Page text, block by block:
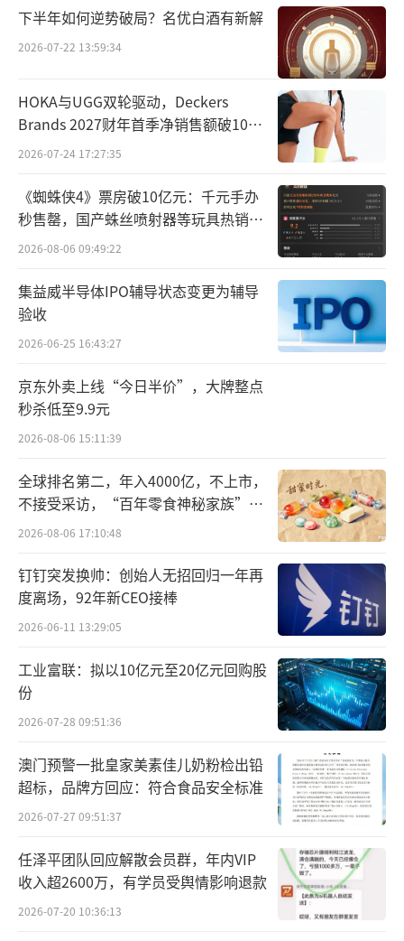
就今年的表现来看，上汽在自主品牌上实
现了“节节攀升”。今年11月份，上汽自主品
牌销量达31.6万辆，同比增长9.5%，1-11月上
汽自主品牌累计销量达266.6万辆，同比增长2
5.7%，占公司销量比重达64.9%，较去年同期
提升4.8个百分点。11月份，上汽乘用车销量突
破10万辆，同比增长36.4%，国内市场销量大
幅增长97.6%；上汽大通销售2.4万辆，同比增
长81.3%；上汽通用五菱销售16.6万辆，继续
保持在主要细分市场的领先地位。
新能源车上，上汽也“再创新高”。今年1
1月份，上汽新能源车销售20.9万辆，继9、10
月份之后再创历史新高，同比增长19.7%；1-1
1月累计销售149.9万辆，同比增长38.8%。11
月份，智己汽车销售1.3万辆，同比增长34.
3%，连续三个月销量破万；上汽乘用车销售新
能源车4.2万辆，同比猛增277.2%；上汽大通
销售新能源车超过8000辆，同比增长196.
增长60.4%；上汽通用五菱销售新能源车12万
辆，五菱缤果家族累计销量突破60万辆。
在海外市场，一直是上汽的强项，继续维
持不错的表现。今年11月份，上汽海外市场销
售10.7万辆，同比增长13.9%，1-11月累计销
量最好的中国品牌，上汽MG今年在欧洲累计交
付28.5万辆，同比增长超过25%。
不仅是销量，从今年以来的表现来看，上
汽的经营表现也持续向好。前三季度，上汽实
现营业总收入为4689.9亿元，同比增长9.0%；
下半年如何逆势破局？名优白酒有新解
2026-07-22 13:59:34
HOKA与UGG双轮驱动，Deckers
Brands 2027财年首季净销售额破10亿
美元
2026-07-24 17:27:35
《蜘蛛侠4》票房破10亿元：千元手办
秒售罄，国产蛛丝喷射器等玩具热销海
外
2026-08-06 09:49:22
集益威半导体IPO辅导状态变更为辅导
验收
2026-06-25 16:43:27
京东外卖上线“今日半价”，大牌整点
秒杀低至9.9元
2026-08-06 15:11:39
全球排名第二，年入4000亿，不上市，
不接受采访，“百年零食神秘家族”浮
出水面？
2026-08-06 17:10:48
钉钉突发换帅：创始人无招回归一年再
度离场，92年新CEO接棒
2026-06-11 13:29:05
工业富联：拟以10亿元至20亿元回购股
份
2026-07-28 09:51:36
澳门预警一批皇家美素佳儿奶粉检出铅
超标，品牌方回应：符合食品安全标准
2026-07-27 09:51:37
任泽平团队回应解散会员群，年内VIP
收入超2600万，有学员受舆情影响退款
2026-07-20 10:36:13